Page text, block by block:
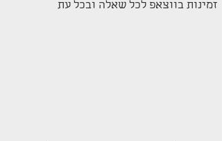
זמינות בווצאפ לכל שאלה ובכל עת